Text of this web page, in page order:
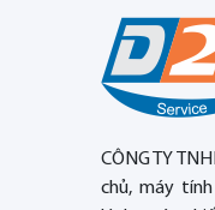
CÔNG TY
chủ, máy